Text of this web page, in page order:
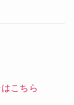
こちら